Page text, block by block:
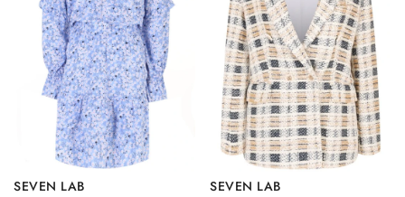
SEVEN LAB SEVEN LAB